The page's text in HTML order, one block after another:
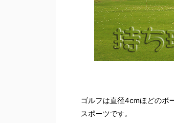
ゴルフは直径4cmほどのボ
スポーツです。